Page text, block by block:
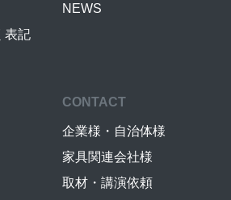
表記
NEWS
CONTACT
企業様・自治体様
家具関連会社様
取材・講演依頼